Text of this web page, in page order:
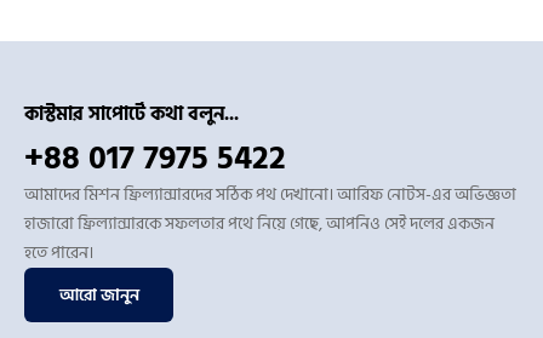
কাস্টমার সাপোর্টে কথা বলুন...
+88 017 7975 5422
আমাদের মিশন ফ্রিল্যান্সারদের সঠিক পথ দেখানো। আরিফ নোটস-এর অভিজ্ঞতা
হাজারো ফ্রিল্যান্সারকে সফলতার পথে নিয়ে গেছে, আপনিও সেই দলের একজন
হতে পারেন।
আরো জানুন